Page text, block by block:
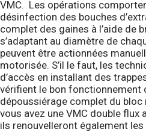
VMC. Les opérations
désinfection des bouches
complet des gaines à l’aide de
s’adaptant au diamètre de
peuvent être actionnées
motorisée. S’il le faut, les
d’accès en installant des
vérifient le bon fonctionnement
dépoussiérage complet du
vous avez une VMC double flux
ils renouvelleront également